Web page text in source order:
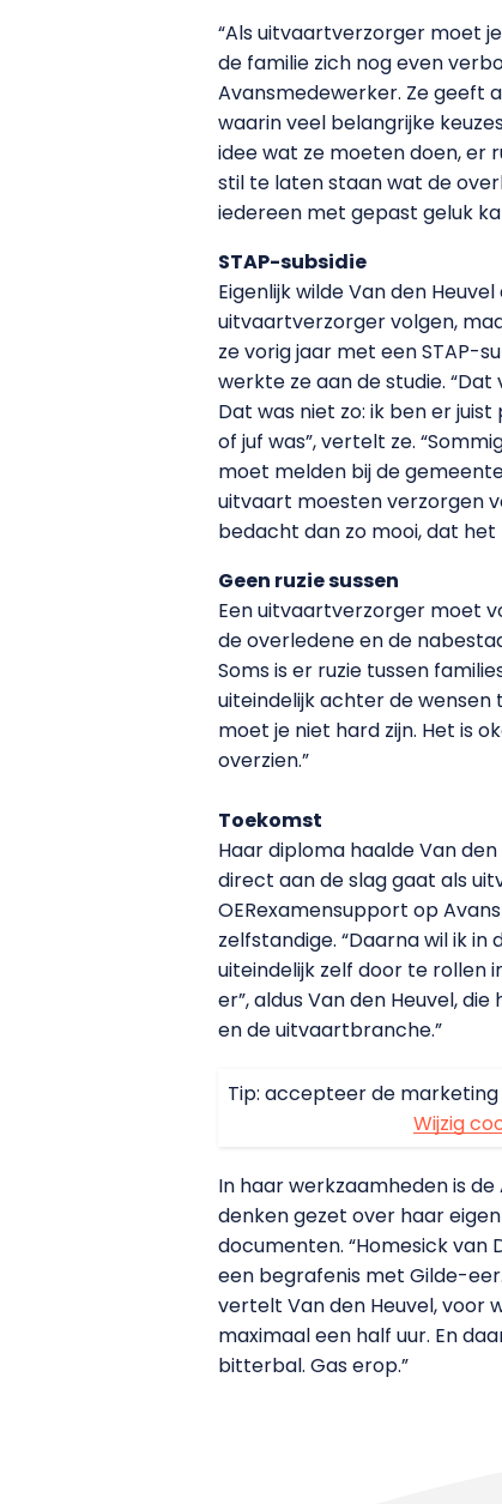
“Als uitvaartverzorger moet
de familie zich nog even
Avansmedewerker. Ze geeft
waarin veel belangrijke
idee wat ze moeten doen, er
stil te laten staan wat de
iedereen met gepast geluk
STAP-subsidie
Eigenlijk wilde Van den
uitvaartverzorger volgen,
ze vorig jaar met een STAP-
werkte ze aan de studie.
Dat was niet zo: ik ben er
of juf was”, vertelt ze.
moet melden bij de
uitvaart moesten verzorgen
bedacht dan zo mooi, dat
Geen ruzie sussen
Een uitvaartverzorger moet
de overledene en de
Soms is er ruzie tussen
uiteindelijk achter de wensen
moet je niet hard zijn. Het is
overzien.”
Toekomst
Haar diploma haalde Van
direct aan de slag gaat als
OERexamensupport op
zelfstandige. “Daarna wil ik
uiteindelijk zelf door te rollen
er”, aldus Van den Heuvel,
en de uitvaartbranche.”
Tip: accepteer de
Wijzig
In haar werkzaamheden is
denken gezet over haar
documenten. “Homesick van
een begrafenis met Gilde-
vertelt Van den Heuvel, voor
maximaal een half uur. En
bitterbal. Gas erop.”